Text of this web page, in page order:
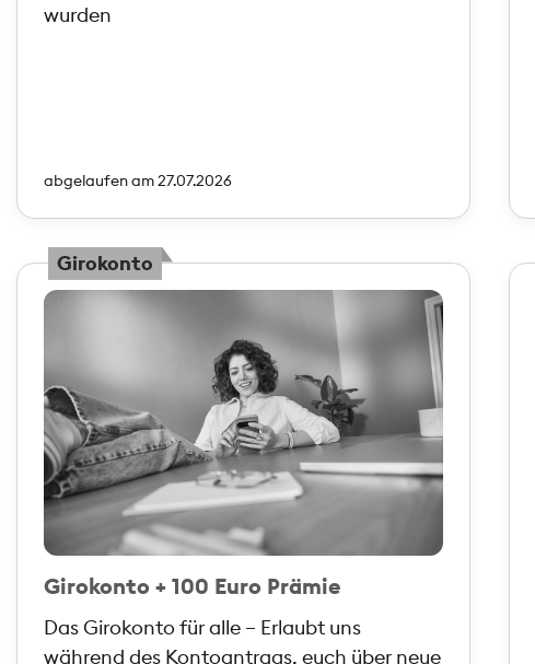
wurden
abgelaufen am 27.07.2026
Girokonto
Girokonto + 100 Euro Prämie
Das Girokonto für alle – Erlaubt uns
während des Kontoantrags, euch über neue